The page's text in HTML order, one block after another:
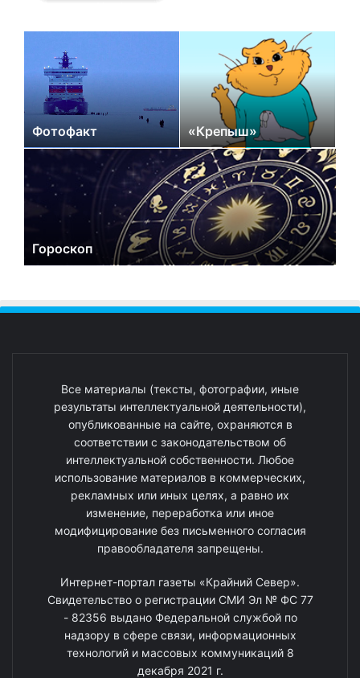
Фотофакт «Крепыш»
Гороскоп
Все материалы (тексты, фотографии, иные
результаты интеллектуальной деятельности),
опубликованные на сайте, охраняются в
соответствии с законодательством об
интеллектуальной собственности. Любое
использование материалов в коммерческих,
рекламных или иных целях, а равно их
изменение, переработка или иное
модифицирование без письменного согласия
правообладателя запрещены.
Интернет-портал газеты «Крайний Север».
Свидетельство о регистрации СМИ Эл № ФС 77
- 82356 выдано Федеральной службой по
надзору в сфере связи, информационных
технологий и массовых коммуникаций 8
декабря 2021 г.